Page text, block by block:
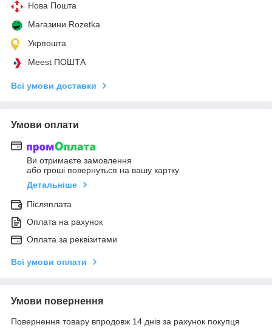
Нова Пошта
Магазини Rozetka
Укрпошта
Meest ПОШТА
Всі умови доставки
Умови оплати
Ви отримаєте замовлення
або гроші повернуться на вашу картку
Детальніше
Післяплата
Оплата на рахунок
Оплата за реквізитами
Всі умови оплати
Умови повернення
Повернення товару впродовж 14 днів за рахунок покупця